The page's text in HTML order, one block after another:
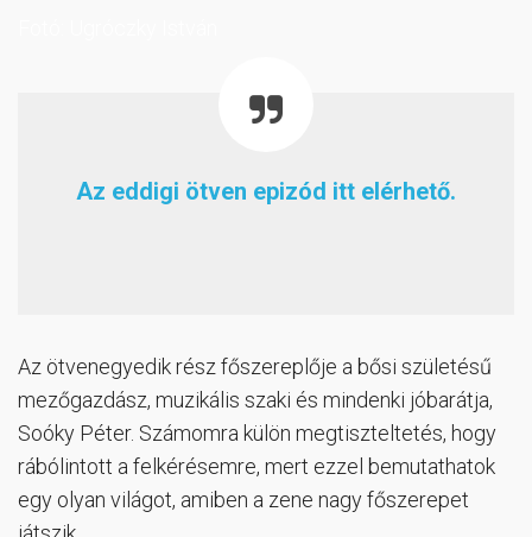
Az eddigi ötven epizód itt elérhető.
Az ötvenegyedik rész főszereplője a bősi születésű
mezőgazdász, muzikális szaki és mindenki jóbarátja,
Soóky Péter. Számomra külön megtiszteltetés, hogy
rábólintott a felkérésemre, mert ezzel bemutathatok
egy olyan világot, amiben a zene nagy főszerepet